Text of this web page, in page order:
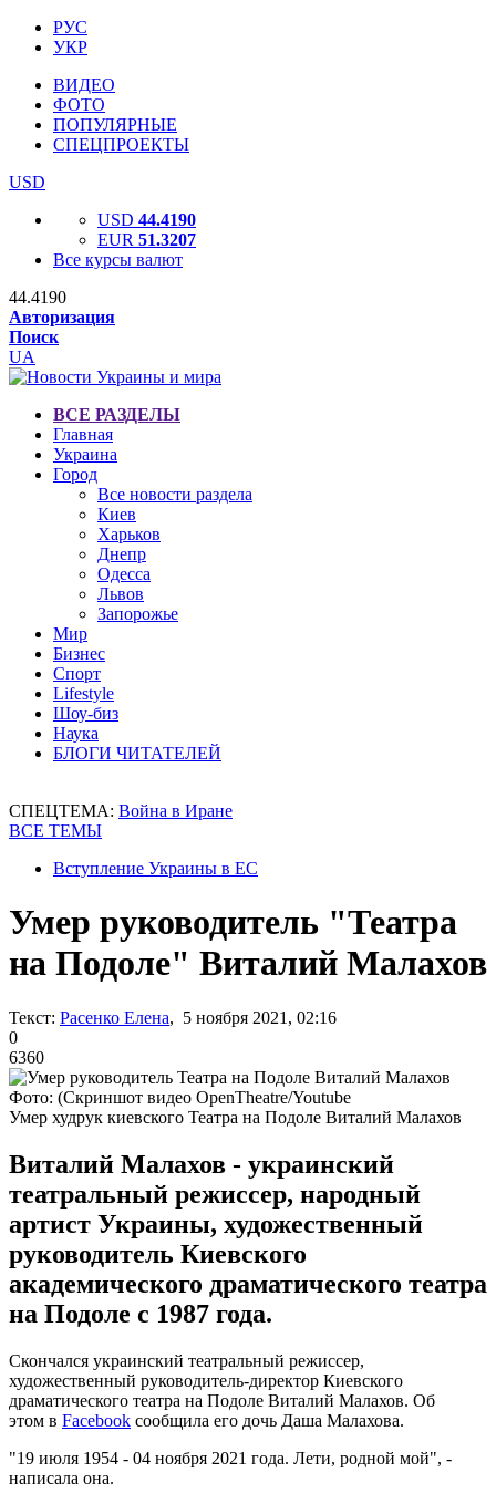
РУС
УКР
ВИДЕО
ФОТО
ПОПУЛЯРНЫЕ
СПЕЦПРОЕКТЫ
USD
USD 44.4190
EUR 51.3207
Все курсы валют
44.4190
Авторизация
Поиск
UA
ВСЕ РАЗДЕЛЫ
Главная
Украина
Город
Все новости раздела
Киев
Харьков
Днепр
Одесса
Львов
Запорожье
Мир
Бизнес
Спорт
Lifestyle
Шоу-биз
Наука
БЛОГИ ЧИТАТЕЛЕЙ
СПЕЦТЕМА: Война в Иране
ВСЕ ТЕМЫ
Вступление Украины в ЕС
Умер руководитель "Театра
на Подоле" Виталий Малахов
Текст: Расенко Елена, 5 ноября 2021, 02:16
0
6360
Фото: (Скриншот видео OpenTheatre/Youtube
Умер худрук киевского Театра на Подоле Виталий Малахов
Виталий Малахов - украинский
театральный режиссер, народный
артист Украины, художественный
руководитель Киевского
академического драматического театра
на Подоле с 1987 года.
Скончался украинский театральный режиссер,
художественный руководитель-директор Киевского
драматического театра на Подоле Виталий Малахов. Об
этом в Facebook сообщила его дочь Даша Малахова.
"19 июля 1954 - 04 ноября 2021 года. Лети, родной мой", -
написала она.